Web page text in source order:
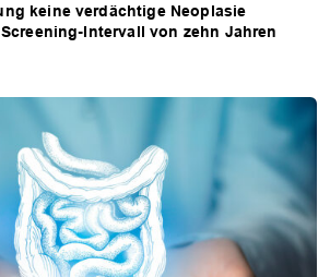
keine verdächtige Neoplasie
Intervall von zehn Jahren